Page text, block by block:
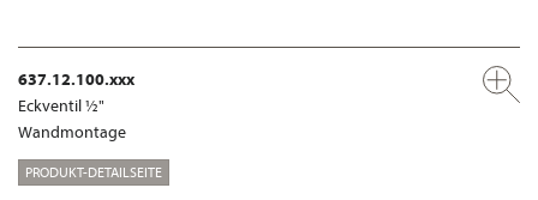
637.12.100.xxx
Eckventil ½"
Wandmontage
PRODUKT-DETAILSEITE